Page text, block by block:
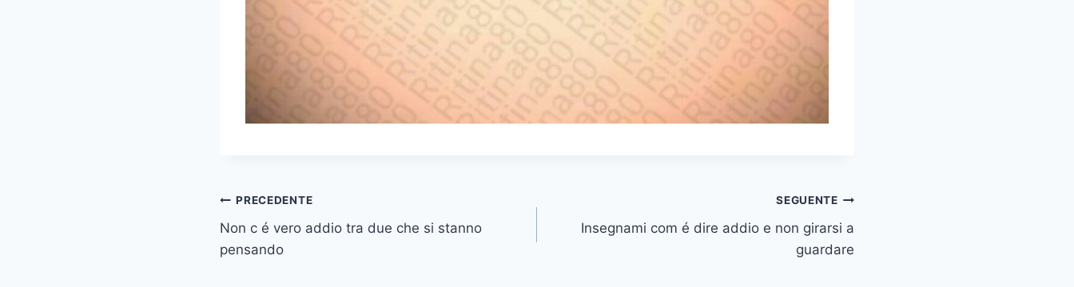
Navigazione
articoli
PRECEDENTE
Non c é vero addio tra due che si stanno
pensando
SEGUENTE
Insegnami com é dire addio e non girarsi a
guardare